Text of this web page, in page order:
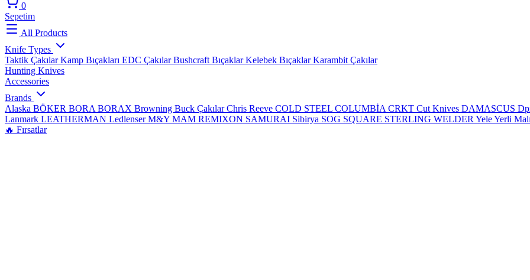
0
Sepetim
All Products
Knife Types
Taktik ÇakılarKamp Bıçakları EDC ÇakılarBushcraft BıçaklarKelebek BıçaklarKarambit Çakılar
Hunting Knives
Accessories
Brands
Alaska BÖKER BORA BORAX Browning Buck ÇakılarChris Reeve COLD STEEL COLUMBİA CRKT Cut Knives DAMASCUS
Lanmark LEATHERMAN LedlenserM&Y MAM REMIXON SAMURAI Sibirya SOG SQUARE STERLING WELDER YeleYerli
🔥 Fırsatlar